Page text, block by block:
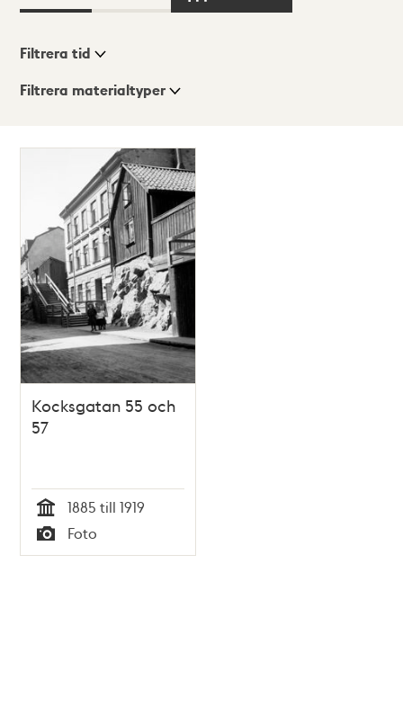
Visningsläge
Filtrera tid
Filtrera materialtyper
Kocksgatan 55 och
57
Tid
1885 till 1919
Typ
Foto